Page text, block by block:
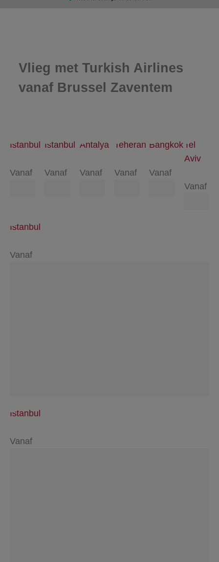
Vlieg met Turkish Airlines
vanaf Brussel Zaventem
Istanbul
Vanaf
Istanbul
Vanaf
Antalya
Vanaf
Teheran
Vanaf
Bangkok
Vanaf
Tel
Aviv
Vanaf
Istanbul
Vanaf
Istanbul
Vanaf